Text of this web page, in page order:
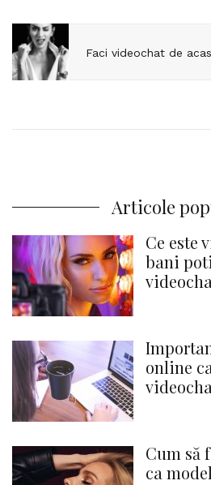
Articole
Ce este
bani
online
Cum să
ca